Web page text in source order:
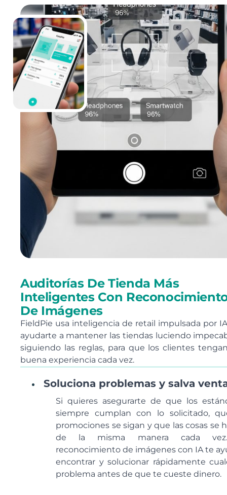
Auditorías De Tienda Más
Inteligentes Con
De Imágenes
FieldPie usa inteligencia de retail impulsada por
ayudarte a mantener las tiendas luciendo
siguiendo las reglas, para que los clientes
buena experiencia cada vez.
Soluciona problemas y salva
Si quieres asegurarte de que los
siempre cumplan con lo solicitado,
promociones se sigan y que las cosas se
de la misma manera cada
reconocimiento de imágenes con IA te
encontrar y solucionar rápidamente
problema antes de que te cueste dinero.